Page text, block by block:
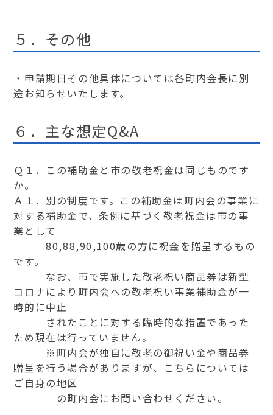
５．その他
・申請期日その他具体については各町内会長に別
途お知らせいたします。
６．主な想定Q&A
Ｑ１．この補助金と市の敬老祝金は同じものです
か。
Ａ１．別の制度です。この補助金は町内会の事業に
対する補助金で、条例に基づく敬老祝金は市の事
業として
80,88,90,100歳の方に祝金を贈呈するもの
です。
なお、市で実施した敬老祝い商品券は新型
コロナにより町内会への敬老祝い事業補助金が一
時的に中止
されたことに対する臨時的な措置であった
ため現在は行っていません。
※町内会が独自に敬老の御祝い金や商品券
贈呈を行う場合がありますが、こちらについては
ご自身の地区
の町内会にお問い合わせください。